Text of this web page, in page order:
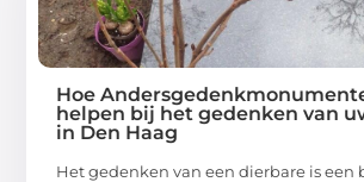
Hoe
helpen bij het gedenken van
in Den Haag
Het gedenken van een dierbare is een